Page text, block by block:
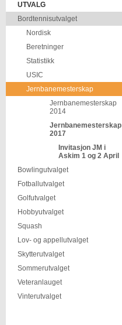
UTVALG
Bordtennisutvalget
Nordisk
Beretninger
Statistikk
USIC
Jernbanemesterskap
Jernbanemesterskap
2014
Jernbanemesterskap
2017
Invitasjon JM i
Askim 1 og 2 April
Bowlingutvalget
Fotballutvalget
Golfutvalget
Hobbyutvalget
Squash
Lov- og appellutvalget
Skytterutvalget
Sommerutvalget
Veteranlauget
Vinterutvalget